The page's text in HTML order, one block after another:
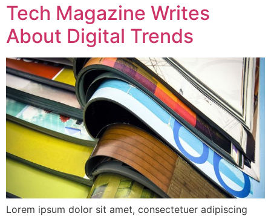
Tech Magazine Writes
About Digital Trends
Lorem ipsum dolor sit amet, consectetuer adipiscing